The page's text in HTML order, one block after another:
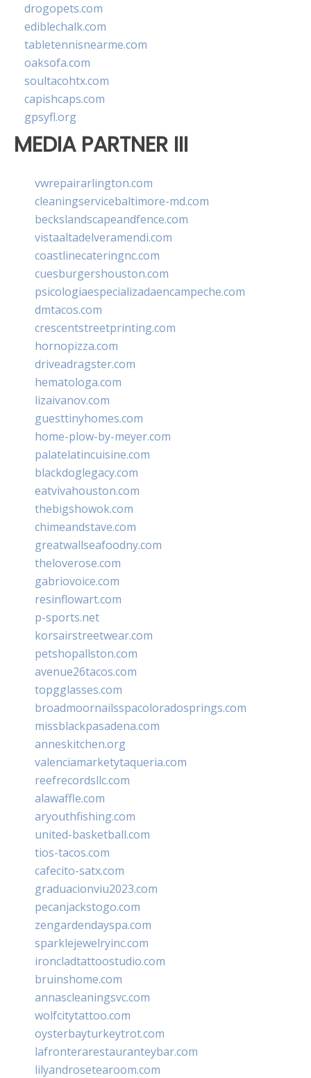
drogopets.com
ediblechalk.com
tabletennisnearme.com
oaksofa.com
soultacohtx.com
capishcaps.com
gpsyfl.org
MEDIA PARTNER III
vwrepairarlington.com
cleaningservicebaltimore-md.com
beckslandscapeandfence.com
vistaaltadelveramendi.com
coastlinecateringnc.com
cuesburgershouston.com
psicologiaespecializadaencampeche.com
dmtacos.com
crescentstreetprinting.com
hornopizza.com
driveadragster.com
hematologa.com
lizaivanov.com
guesttinyhomes.com
home-plow-by-meyer.com
palatelatincuisine.com
blackdoglegacy.com
eatvivahouston.com
thebigshowok.com
chimeandstave.com
greatwallseafoodny.com
theloverose.com
gabriovoice.com
resinflowart.com
p-sports.net
korsairstreetwear.com
petshopallston.com
avenue26tacos.com
topgglasses.com
broadmoornailsspacoloradosprings.com
missblackpasadena.com
anneskitchen.org
valenciamarketytaqueria.com
reefrecordsllc.com
alawaffle.com
aryouthfishing.com
united-basketball.com
tios-tacos.com
cafecito-satx.com
graduacionviu2023.com
pecanjackstogo.com
zengardendayspa.com
sparklejewelryinc.com
ironcladtattoostudio.com
bruinshome.com
annascleaningsvc.com
wolfcitytattoo.com
oysterbayturkeytrot.com
lafronterarestauranteybar.com
lilyandrosetearoom.com